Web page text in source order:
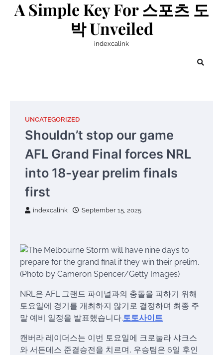
A Simple Key For 스포츠 도
박 Unveiled
indexcalink
UNCATEGORIZED
Shouldn’t stop our game
AFL Grand Final forces NRL
into 18-year prelim finals
first
indexcalink September 15, 2025
NRL은 AFL 그랜드 파이널과의 충돌을 피하기 위해
토요일에 경기를 개최하지 않기로 결정하며 최종 주
말 예비 일정을 발표했습니다.토토사이트
캔버라 레이더스는 이번 토요일에 크로눌라 샤크스
와 서든데스 준결승전을 치르며, 우승팀은 6일 후인